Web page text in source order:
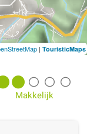
Makkelijk
| TouristicMaps